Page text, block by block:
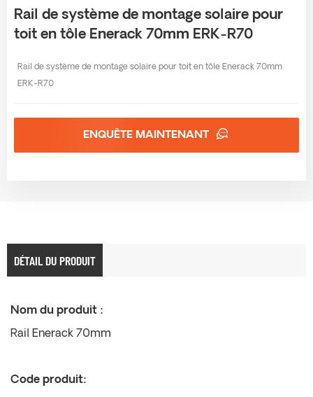
Rail de système de montage solaire pour
toit en tôle Enerack 70mm ERK-R70
Rail de système de montage solaire pour toit en tôle Enerack 70mm
ERK-R70
ENQUÊTE MAINTENANT
DÉTAIL DU PRODUIT
Nom du produit :
Rail Enerack 70mm
Code produit: